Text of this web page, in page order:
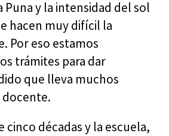
y la intensidad del sol
hacen muy difícil la
Por eso estamos
trámites para dar
que lleva muchos
cinco décadas y la escuela,